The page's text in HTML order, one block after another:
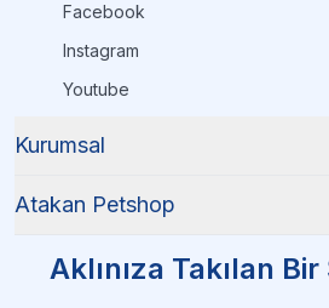
Facebook
Instagram
Youtube
Kurumsal
Atakan Petshop
Aklınıza Takılan